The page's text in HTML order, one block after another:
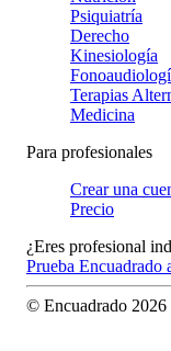
Psiquiatría
Derecho
Kinesiología
Terapias
Medicina
Para profesionales
Crear una
Precio
¿Eres profesional
Prueba Encuadrado
© Encuadrado 2026